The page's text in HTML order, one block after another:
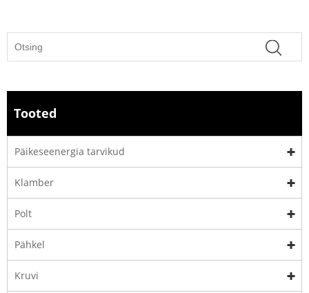
Tooted
Päikeseenergia tarvikud
Klamber
Polt
Pähkel
Kruvi